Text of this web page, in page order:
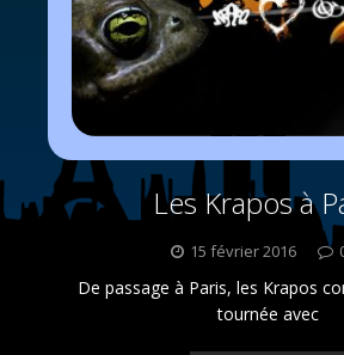
Les Krapos à
15 février 2016
De passage à Paris, les Krapos
tournée avec